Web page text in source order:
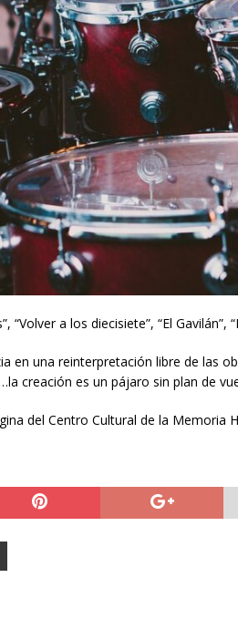
a los diecisiete”, “El Gavilán”,
una reinterpretación libre de las
creación es un pájaro sin plan de
del Centro Cultural de la Memoria